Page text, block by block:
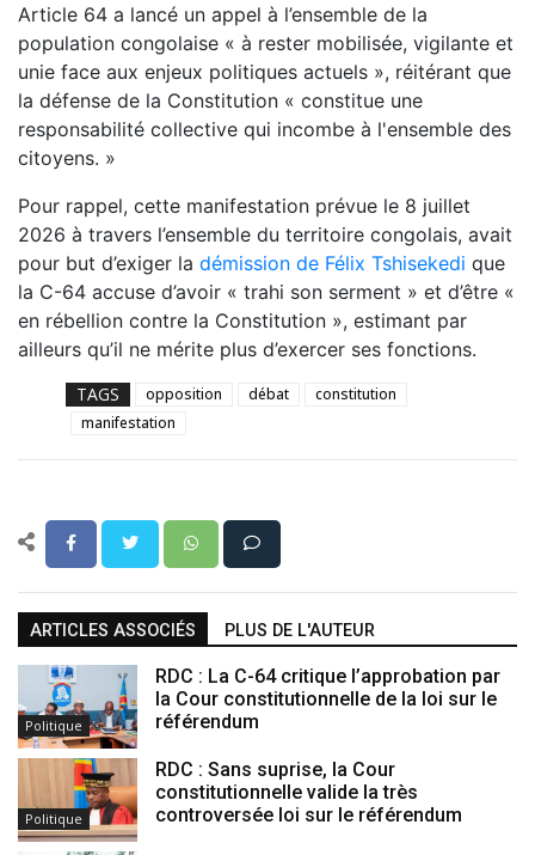
Article 64 a lancé un appel à l’ensemble de la
population congolaise « à rester mobilisée, vigilante et
unie face aux enjeux politiques actuels », réitérant que
la défense de la Constitution « constitue une
responsabilité collective qui incombe à l'ensemble des
citoyens. »
Pour rappel, cette manifestation prévue le 8 juillet
2026 à travers l’ensemble du territoire congolais, avait
pour but d’exiger la démission de Félix Tshisekedi que
la C-64 accuse d’avoir « trahi son serment » et d’être «
en rébellion contre la Constitution », estimant par
ailleurs qu’il ne mérite plus d’exercer ses fonctions.
TAGS opposition débat
constitution
manifestation
ARTICLES ASSOCIÉS PLUS DE L'AUTEUR
Politique
RDC : La C-64 critique l’approbation par
la Cour constitutionnelle de la loi sur le
référendum
Politique
RDC : Sans suprise, la Cour
constitutionnelle valide la très
controversée loi sur le référendum